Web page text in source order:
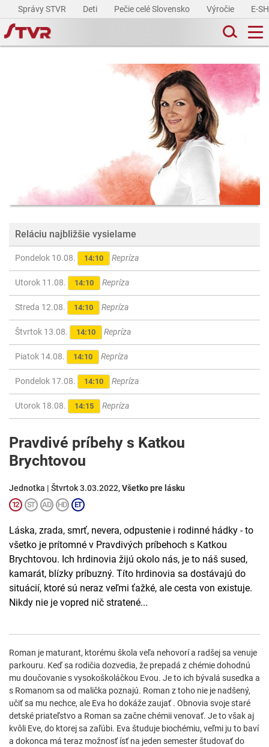
Správy STVR Deti Pečie celé Slovensko Výročie E-
Reláciu najbližšie vysielame
Pondelok 10.08. 14:10 Repríza
Utorok 11.08. 14:10 Repríza
Streda 12.08. 14:10 Repríza
Štvrtok 13.08. 14:10 Repríza
Piatok 14.08. 14:10 Repríza
Pondelok 17.08. 14:10 Repríza
Utorok 18.08. 14:15 Repríza
Pravdivé príbehy s Katkou
Brychtovou
Jednotka | Štvrtok 3.03.2022,Všetko pre lásku
Láska, zrada, smrť, nevera, odpustenie i rodinné hádky - to
všetko je prítomné v Pravdivých príbehoch s Katkou
Brychtovou. Ich hrdinovia žijú okolo nás, je to náš sused,
kamarát, blízky príbuzný. Títo hrdinovia sa dostávajú do
situácií, ktoré sú neraz veľmi ťažké, ale cesta von existuje.
Nikdy nie je vopred nič stratené...
Roman je maturant, ktorému škola veľa nehovorí a radšej sa venuje
parkouru. Keď sa rodičia dozvedia, že prepadá z chémie dohodnú
mu doučovanie s vysokoškoláčkou Evou. Je to ich bývalá susedka a
s Romanom sa od malička poznajú. Roman z toho nie je nadšený,
učiť sa mu nechce, ale Eva ho dokáže zaujať . Obnovia svoje staré
detské priateľstvo a Roman sa začne chémii venovať. Je to však aj
kvôli Eve, do ktorej sa zaľúbi. Eva študuje biochémiu, veľmi ju to baví
a dokonca má teraz možnosť ísť na jeden semester študovať do